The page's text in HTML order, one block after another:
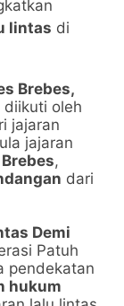
lintas di
Brebes,
diikuti oleh
jajaran
jajaran
,
dari
Demi
Patuh
pendekatan
hukum